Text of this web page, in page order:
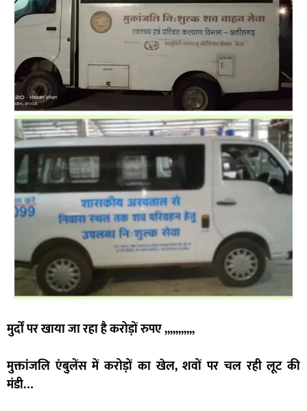
मुर्दों पर खाया जा रहा है करोड़ों रुपए ,,,,,,,,,,,
मुक्तांजलि एंबुलेंस में करोड़ों का खेल, शवों पर चल रही लूट की
मंडी…